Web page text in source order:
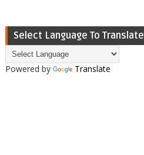
Select Language To Translate
Powered by Translate